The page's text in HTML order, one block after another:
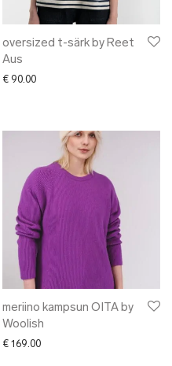
oversized t-särk by Reet
Aus
€ 90.00
meriino kampsun OITA by
Woolish
€ 169.00